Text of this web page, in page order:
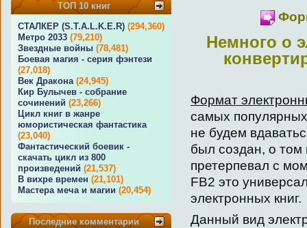
ТОП 10 книг
СТАЛКЕР (S.T.A.L.K.E.R) (294,360)
Метро 2033 (79,210)
Звездные войны (78,481)
Боевая магия - серия фэнтези
(27,018)
Век Дракона (24,945)
Кир Булычев - собрание
сочинений (23,266)
Цикл книг в жанре
юмористическая фантастика
(23,040)
Фантастический боевик -
скачать цикл из 800
произведений (21,537)
В вихре времен (21,101)
Мастера меча и магии (20,454)
Последние комментарии
Немного о
Формат
самых
не будем
был создан, о
претерпевал с
FB2 это
электронных книг.
Данный вид